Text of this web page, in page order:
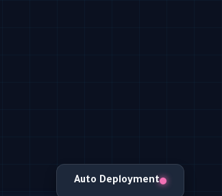
Auto Deployment